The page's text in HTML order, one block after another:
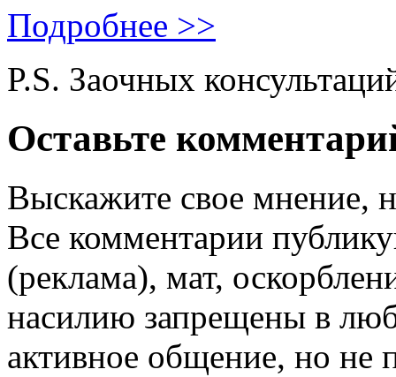
Подробнее >>
P.S. Заочных
Оставьте
Выскажите свое мнение,
Все комментарии
(реклама), мат,
насилию запрещены в
активное общение, но не